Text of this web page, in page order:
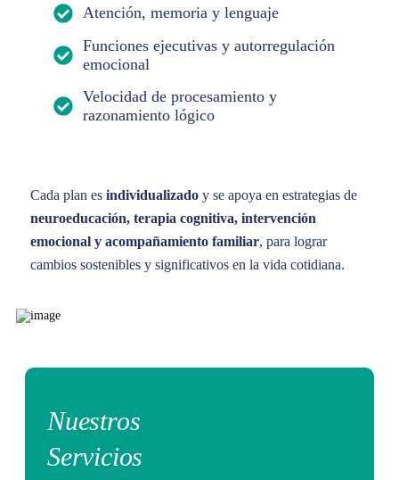
Atención, memoria y lenguaje
Funciones ejecutivas y autorregulación
emocional
Velocidad de procesamiento y
razonamiento lógico
Cada plan es individualizado y se apoya en estrategias de
neuroeducación, terapia cognitiva, intervención
emocional y acompañamiento familiar, para lograr
cambios sostenibles y significativos en la vida cotidiana.
Nuestros
Servicios